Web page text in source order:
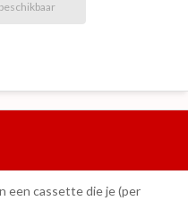
een cassette die je (per